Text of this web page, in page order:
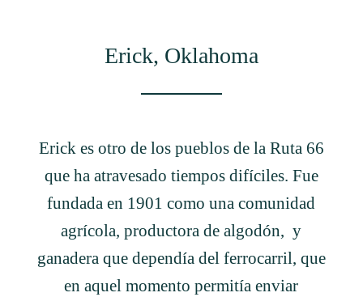
Erick, Oklahoma
Erick es otro de los pueblos de la Ruta 66
que ha atravesado tiempos difíciles. Fue
fundada en 1901 como una comunidad
agrícola, productora de algodón, y
ganadera que dependía del ferrocarril, que
en aquel momento permitía enviar